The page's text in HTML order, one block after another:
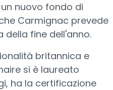
nuovo fondo di
Carmignac prevede
della fine dell'anno.
britannica e
si è laureato
ha la certificazione